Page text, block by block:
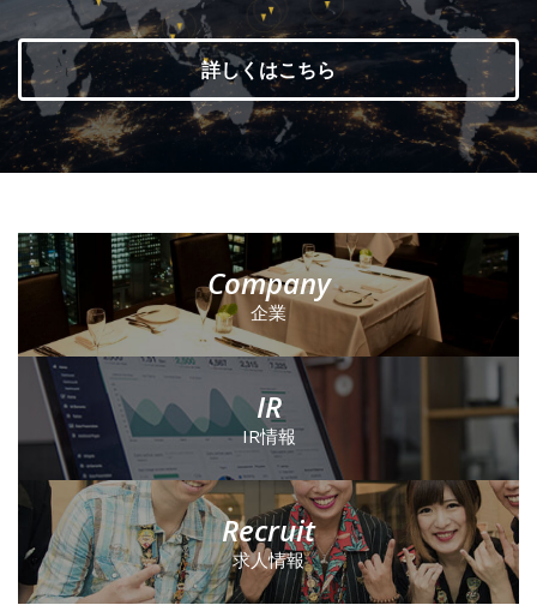
詳しくはこちら
Company
企業
IR
IR情報
Recruit
求人情報